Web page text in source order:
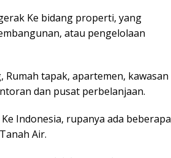
Ke bidang properti, yang
atau pengelolaan
tapak, apartemen, kawasan
dan pusat perbelanjaan.
Indonesia, rupanya ada beberapa
Air.